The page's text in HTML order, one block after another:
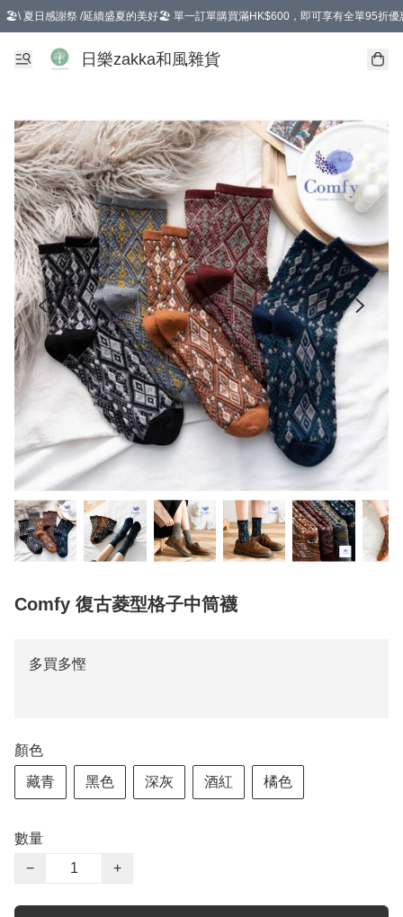
🏖️\ 夏日感謝祭 /延續盛夏的美好🏖️ 單一訂單購買滿HK$600，即可享有全單95折優
選擇GoGoX住宅/工商地址配送，單一訂單消費購物滿HK$680(折扣後），可享有
日樂zakka和風雜貨
Comfy 復古菱型格子中筒襪
多買多慳
顏色
藏青 黑色 深灰 酒紅 橘色
數量
−
+